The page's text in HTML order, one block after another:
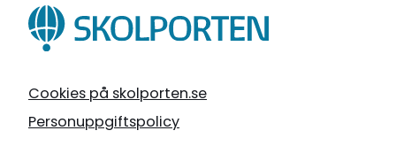
Cookies på skolporten.se
Personuppgiftspolicy